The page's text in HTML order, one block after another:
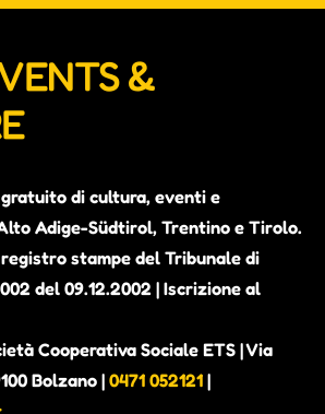
&
di cultura, eventi e
Adige-Südtirol, Trentino e Tirolo.
stampe del Tribunale di
del 09.12.2002 | Iscrizione al
Cooperativa Sociale ETS | Via
Bolzano |0471 052121 |